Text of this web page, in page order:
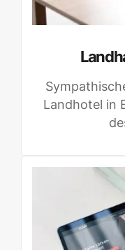
Landhotel in